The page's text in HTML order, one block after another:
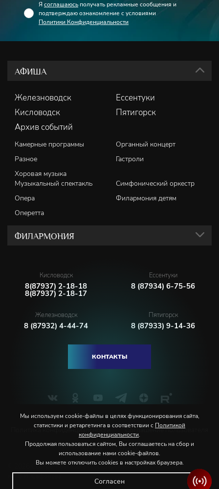
Я соглашаюсь получать рекламные сообщения и
подтверждаю ознакомление с условиями
Политики Конфиденциальности
АФИША
Железноводск
Ессентуки
Кисловодск
Пятигорск
Архив событий
Камерные программы
Органный концерт
Разное
Гастроли
Хоровая музыка
Музыкальный спектакль
Симфонический оркестр
Опера
Филармония детям
Оперетта
ФИЛАРМОНИЯ
Кисловодск
8(87937) 2-18-18
8(87937) 2-18-17
Ессентуки
8 (87934) 6-75-56
Железноводск
8 (87932) 4-44-74
Пятигорск
8 (87933) 9-14-36
КОНТАКТЫ
Политика конфиденциальности Соглашение пользователя
© 2026 Северо-Кавказская государственная филармония
им. В.И. Сафонова
Мы используем cookie-файлы в целях функционирования сайта,
статистики и ретаргетинга в соответствии с Политикой
конфиденциальности.
Продолжая пользоваться сайтом, Вы соглашаетесь на сбор и
использование нами cookie-файлов.
Вы можете отключить cookies в настройках браузера.
Согласен